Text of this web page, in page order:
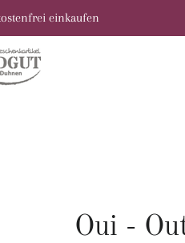
einkaufen
Oui -